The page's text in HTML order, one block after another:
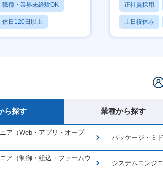
職種・業界未経験OK
休日120日以上
正社員採用
土日祝休み
産休・育休あ
ら探す 業種から探す
ア（Web・アプリ・オープ
パッケージ・ミ
ア（制御・組込・ファームウ
システムエンジ